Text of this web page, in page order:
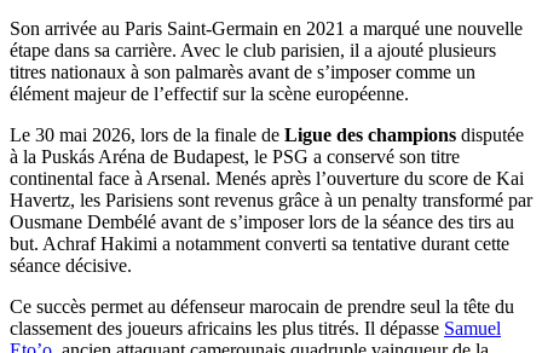
Son arrivée au Paris Saint-Germain en 2021 a marqué une nouvelle
étape dans sa carrière. Avec le club parisien, il a ajouté plusieurs
titres nationaux à son palmarès avant de s’imposer comme un
élément majeur de l’effectif sur la scène européenne.
Le 30 mai 2026, lors de la finale de Ligue des champions disputée
à la Puskás Aréna de Budapest, le PSG a conservé son titre
continental face à Arsenal. Menés après l’ouverture du score de Kai
Havertz, les Parisiens sont revenus grâce à un penalty transformé par
Ousmane Dembélé avant de s’imposer lors de la séance des tirs au
but. Achraf Hakimi a notamment converti sa tentative durant cette
séance décisive.
Ce succès permet au défenseur marocain de prendre seul la tête du
classement des joueurs africains les plus titrés. Il dépasse Samuel